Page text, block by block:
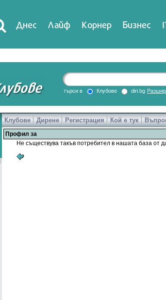
Днес Лайф Корнер Бизнес
търси в Клубове diri.bg
Клубове Дирене Регистрация Кой е тук
Профил за
Не съществува такъв потребител в нашата база от